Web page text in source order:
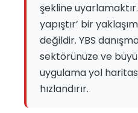
şekline
yapıştır’ bir
değildir. YBS
sektörünüze ve
uygulama yol
hızlandırır.